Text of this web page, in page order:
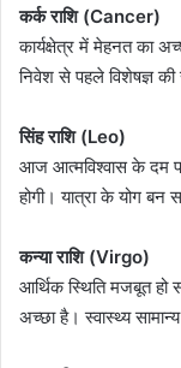
कर्क राशि (Cancer)
कार्यक्षेत्र में मेहनत का
निवेश से पहले विशेषज्ञ
सिंह राशि (Leo)
आज आत्मविश्वास के दम पर
होगी। यात्रा के योग बन
कन्या राशि (Virgo)
आर्थिक स्थिति मजबूत
अच्छा है। स्वास्थ्य